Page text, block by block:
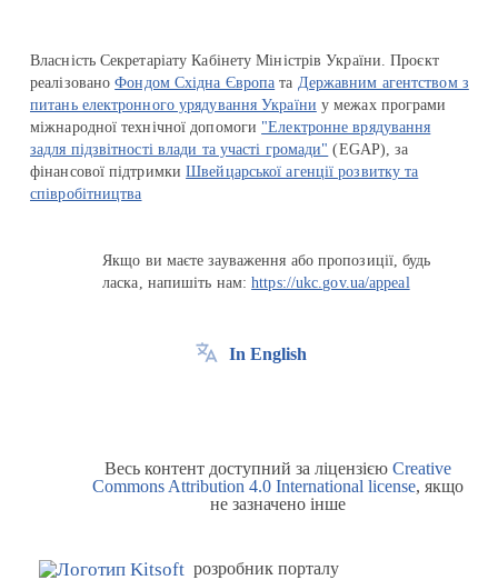
Власність Секретаріату Кабінету Міністрів України. Проєкт
реалізованоФондом Східна Європа та Державним агентством з
питань електронного урядування України у межах програми
міжнародної технічної допомоги "Електронне врядування
задля підзвітності влади та участі громади" (EGAP), за
фінансової підтримкиШвейцарської агенції розвитку та
співробітництва
Якщо ви маєте зауваження або пропозиції, будь
ласка, напишіть нам:https://ukc.gov.ua/appeal
In English
Весь контент доступний за ліцензією Creative
Commons Attribution 4.0 International license, якщо
не зазначено інше
розробник порталу